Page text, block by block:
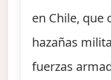
en Chile, que
hazañas
fuerzas